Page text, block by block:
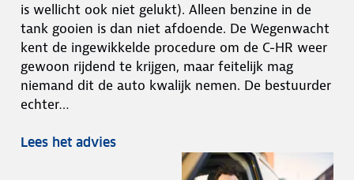
is wellicht ook niet gelukt). Alleen benzine in de
tank gooien is dan niet afdoende. De Wegenwacht
kent de ingewikkelde procedure om de C-HR weer
gewoon rijdend te krijgen, maar feitelijk mag
niemand dit de auto kwalijk nemen. De bestuurder
echter…
Lees het advies